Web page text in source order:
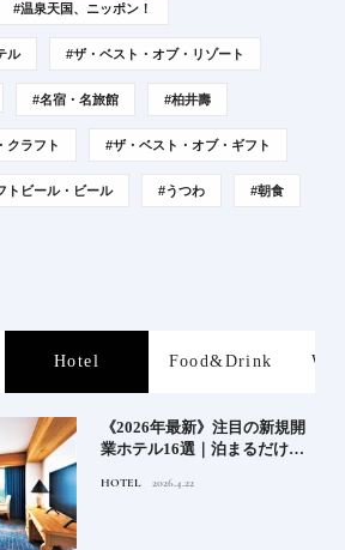
#温泉天国、ニッポン！
ル #ザ・ベスト・オブ・リゾート
#名宿・名旅館 #柏井壽
クラフト #ザ・ベスト・オブ・ギフト
トビール・ビール #うつわ #朝食
Hotel Food&Drink
《2026年最新》注目の新規開
業ホテル16選｜泊まるだけで
ル
HOTEL 2026.4.22